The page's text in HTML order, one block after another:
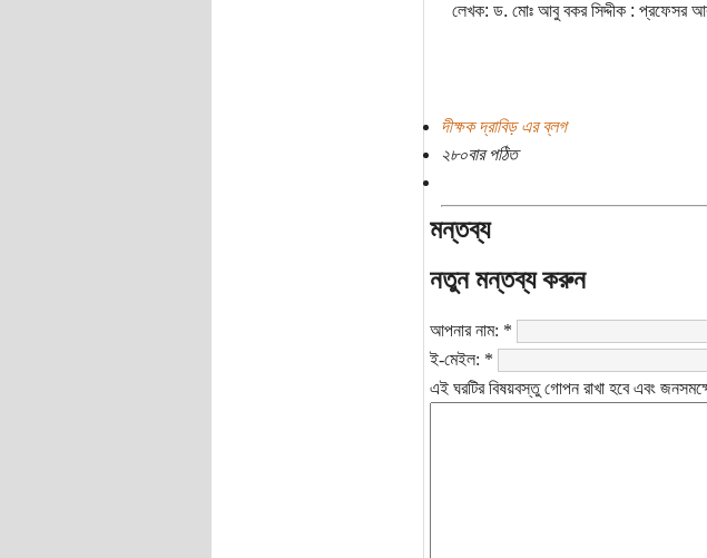
লেখক: ড. মোঃ আবু বকর সিদ্দীক : প্রফেসর
দীক্ষক দ্রাবিড় এর ব্লগ
২৮০বার পঠিত
মন্তব্য
নতুন মন্তব্য করুন
আপনার নাম: *
ই-মেইল: *
এই ঘরটির বিষয়বস্তু গোপন রাখা হবে এবং